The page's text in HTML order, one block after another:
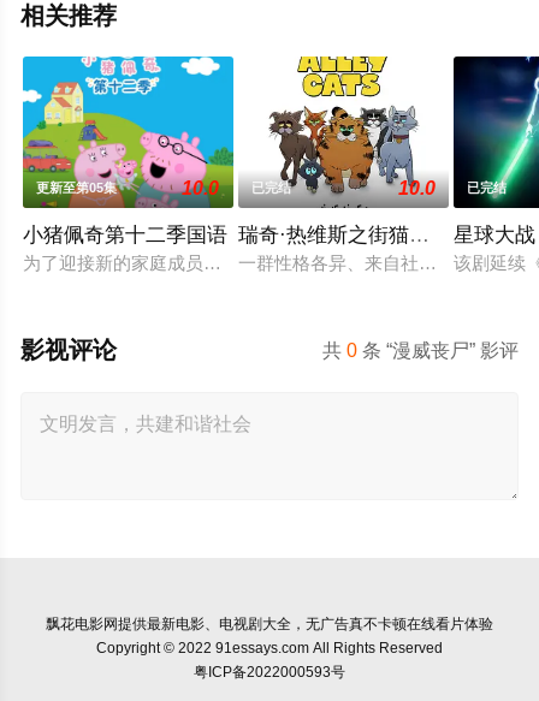
相关推荐
更新至第05集 10.0
小猪佩奇第十二季国语
为了迎接新的家庭成员，猪爸爸和猪妈妈不得不准备搬家。在
已完结 10.0
瑞奇·热维斯之街猫一族
一群性格各异、来自社会底层的英国
已完结
星球大
该剧延续
共0 条 “漫威丧尸” 影评
影视评论
飘花电影网提供最新电影、电视剧大全，无广告真不卡顿在线看片体验
Copyright © 2022 91essays.com All Rights Reserved
粤ICP备2022000593号